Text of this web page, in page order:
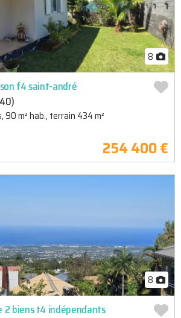
8
f4 saint-andré
90 m² hab., terrain 434 m²
254 400 €
8
2 biens t4 indépendants